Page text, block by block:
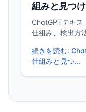
組みと見つ
ChatGPTテキス
仕組み、検出方
ド。
続きを読む:
仕組みと見つ...